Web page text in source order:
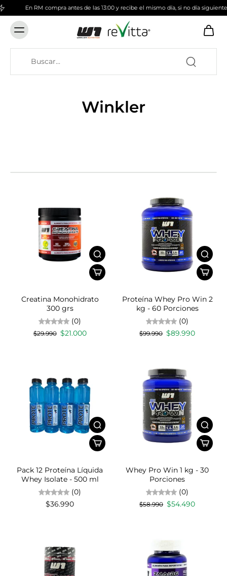
En RM compra antes de las 13:00 y recibe el mismo día, si no día siguiente
Winkler
Creatina Monohidrato
300 grs
(0)
$29.990 $21.000
Proteína Whey Pro Win 2
kg - 60 Porciones
(0)
$99.990 $89.990
Pack 12 Proteína Líquida
Whey Isolate - 500 ml
(0)
$36.990
Whey Pro Win 1 kg - 30
Porciones
(0)
$58.990 $54.490